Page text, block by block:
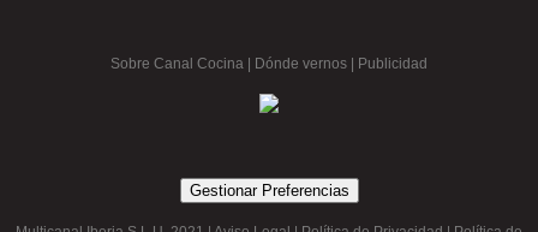
Sobre Canal Cocina Dónde vernos | Publicidad
Gestionar Preferencias